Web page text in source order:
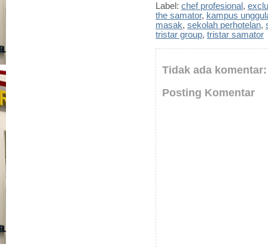
Label: chef profesional,
the samator, kampus
masak, sekolah perhotelan,
tristar group, tristar samator
Tidak ada komentar:
Posting Komentar